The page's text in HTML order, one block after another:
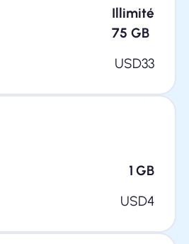
Illimité
75 GB
USD33
1 GB
USD4